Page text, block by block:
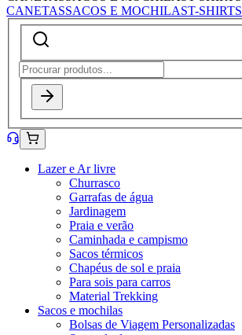
CANETASSACOS E MOCHILAST-SHIRTS
Lazer e Ar livre
Churrasco
Garrafas de água
Jardinagem
Praia e verão
Caminhada e campismo
Sacos térmicos
Chapéus de sol e praia
Para sois para carros
Material Trekking
Sacos e mochilas
Bolsas de Viagem Personalizadas